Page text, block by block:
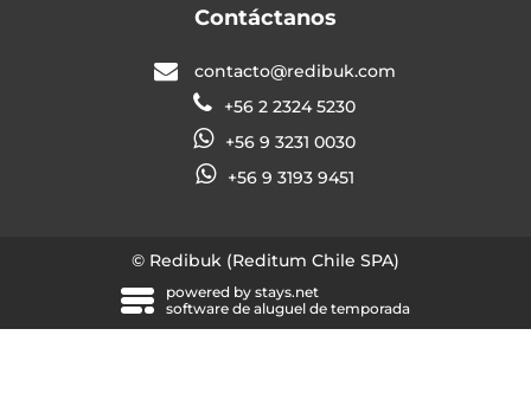
Contáctanos
contacto@redibuk.com
+56 2 2324 5230
+56 9 3231 0030
+56 9 3193 9451
© Redibuk (Reditum Chile SPA)
powered by stays.net
software de aluguel de temporada